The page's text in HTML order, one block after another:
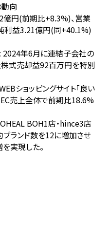
向
円(前期比+8.3%)、営業
利益3.21億円(同+40.1%)
2024年6月に連結子会社の
式売却益92百万円を特別
ショッピングサイト「良い
EC売上全体で前期比18.6%
BOH1店・hince3店
ランド数を12に増加させ
実現した。